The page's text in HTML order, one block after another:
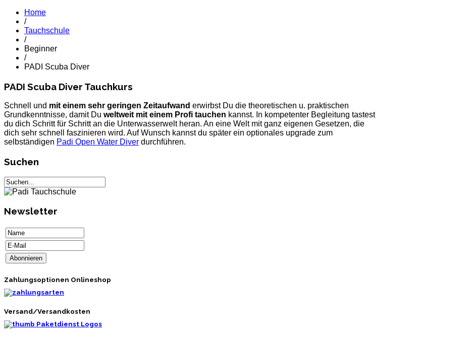
Home
/
Tauchschule
/
Beginner
/
PADI Scuba Diver
PADI Scuba Diver Tauchkurs
Schnell und mit einem sehr geringen Zeitaufwand erwirbst Du die theoretischen u. praktischen
Grundkenntnisse, damit Du weltweit mit einem Profi tauchen kannst. In kompetenter Begleitung tastest
du dich Schritt für Schritt an die Unterwasserwelt heran. An eine Welt mit ganz eigenen Gesetzen, die
dich sehr schnell faszinieren wird. Auf Wunsch kannst du später ein optionales upgrade zum
selbständigen Padi Open Water Diver durchführen.
Suchen
Newsletter
Zahlungsoptionen Onlineshop
Versand/Versandkosten